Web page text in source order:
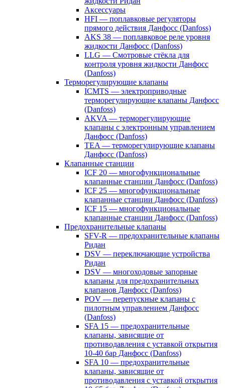
Аксессуары
HFI — поплавковые регуляторы
прямого действия Данфосс (Danfoss)
AKS 38 — поплавковое реле уровня
жидкости Данфосс (Danfoss)
LLG — Смотровые стёкла для
контроля уровня жидкости Данфосс
(Danfoss)
Терморегулирующие клапаны
ICMTS — электроприводные
терморегулирующие клапаны Данфосс
(Danfoss)
AKVA — терморегулирующие
клапаны с электронным управлением
Данфосс (Danfoss)
TEA — терморегулирующие клапаны
Данфосс (Danfoss)
Клапанные станции
ICF 20 — многофункциональные
клапанные станции Данфосс (Danfoss)
ICF 25 — многофункциональные
клапанные станции Данфосс (Danfoss)
ICF 15 — многофункциональные
клапанные станции Данфосс (Danfoss)
Предохранительные клапаны
SFV-R — предохранительные клапаны
Ридан
DSV — переключающие устройства
Ридан
DSV — многоходовые запорные
клапаны для предохранительных
клапанов Данфосс (Danfoss)
POV — перепускные клапаны с
пилотным управлением Данфосс
(Danfoss)
SFA 15 — предохранительные
клапаны, зависящие от
противодавления с уставкой открытия
10-40 бар Данфосс (Danfoss)
SFA 10 — предохранительные
клапаны, зависящие от
противодавления с уставкой открытия